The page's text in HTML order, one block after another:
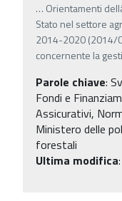
… Orientamenti
Stato nel settore
2014-2020 (2014/
concernente la
Parole chiave:
Fondi e
Assicurativi,
Ministero delle
forestali
Ultima modifica: